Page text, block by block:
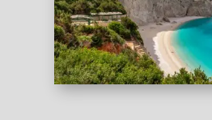
GRECE